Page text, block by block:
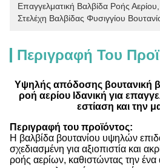
Επαγγελματική Βαλβίδα Ροής Αερίου
Στελέχη Βαλβίδας Φυσιγγίου
Περιγραφή Του
Υψηλής απόδοσης βουτανική
ροή αερίου Ιδανική για
εστίαση και την
Περιγραφή του προϊόντος:
Η βαλβίδα βουτανίου υψηλών
σχεδιασμένη για αξιοπιστία και
ροής αερίων, καθιστώντας την ένα